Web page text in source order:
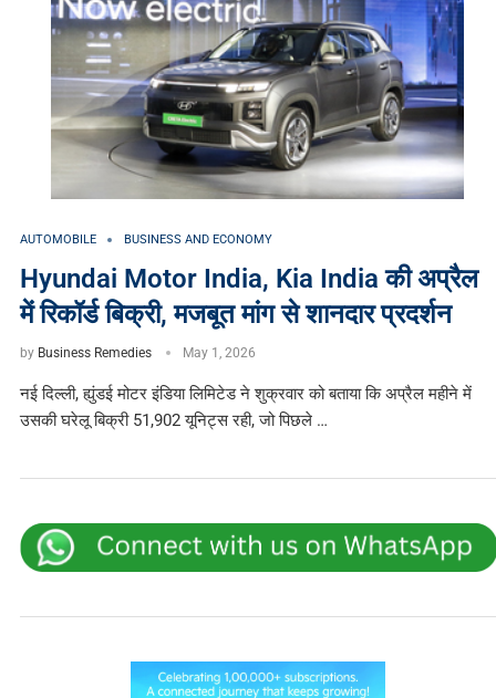
AUTOMOBILE BUSINESS AND ECONOMY
Hyundai Motor India, Kia India की अप्रैल
में रिकॉर्ड बिक्री, मजबूत मांग से शानदार प्रदर्शन
by Business Remedies May 1, 2026
नई दिल्ली, ह्युंडई मोटर इंडिया लिमिटेड ने शुक्रवार को बताया कि अप्रैल महीने में
उसकी घरेलू बिक्री 51,902 यूनिट्स रही, जो पिछले …